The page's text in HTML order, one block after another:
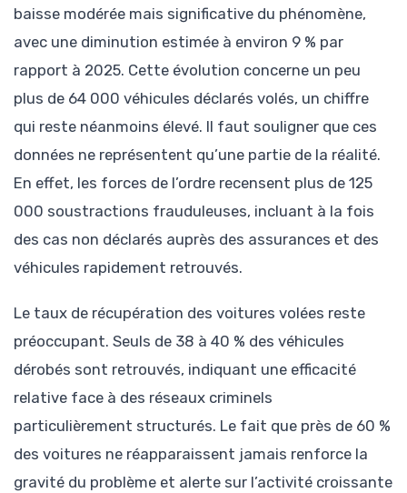
baisse modérée mais significative du phénomène,
avec une diminution estimée à environ 9 % par
rapport à 2025. Cette évolution concerne un peu
plus de 64 000 véhicules déclarés volés, un chiffre
qui reste néanmoins élevé. Il faut souligner que ces
données ne représentent qu’une partie de la réalité.
En effet, les forces de l’ordre recensent plus de 125
000 soustractions frauduleuses, incluant à la fois
des cas non déclarés auprès des assurances et des
véhicules rapidement retrouvés.
Le taux de récupération des voitures volées reste
préoccupant. Seuls de 38 à 40 % des véhicules
dérobés sont retrouvés, indiquant une efficacité
relative face à des réseaux criminels
particulièrement structurés. Le fait que près de 60 %
des voitures ne réapparaissent jamais renforce la
gravité du problème et alerte sur l’activité croissante